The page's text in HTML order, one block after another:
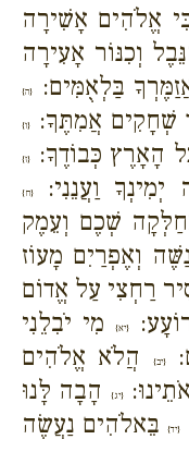
אֱלֹהִים אָשִׁירָה
וְכִנּוֹר אָעִירָה
בַּלְאֻמִּים: {ה}
שְׁחָקִים אֲמִתֶּךָ: {ו}
הָאָרֶץ כְּבוֹדֶךָ: {ז}
יְמִינְךָ וַעֲנֵנִי: {ח}
שְׁכֶם וְעֵמֶק
וְאֶפְרַיִם מָעוֹז
רַחְצִי עַל אֱדוֹם
{יא}מִי יֹבִלֵנִי
{יב}
הֲלֹא אֱלֹהִים
{יג}
הָבָה לָּנוּ
{יד}
בֵּאלֹהִים נַעֲשֶׂה